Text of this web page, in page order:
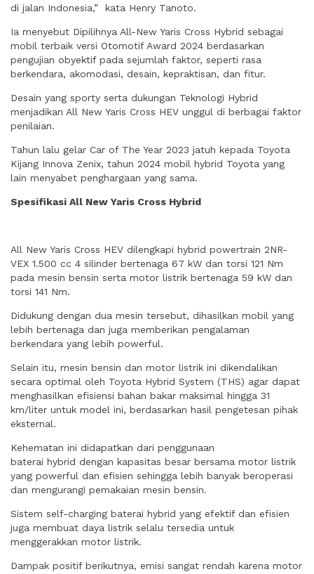
di jalan Indonesia,” kata Henry Tanoto.
Ia menyebut Dipilihnya All-New Yaris Cross Hybrid sebagai
mobil terbaik versi Otomotif Award 2024 berdasarkan
pengujian obyektif pada sejumlah faktor, seperti rasa
berkendara, akomodasi, desain, kepraktisan, dan fitur.
Desain yang sporty serta dukungan Teknologi Hybrid
menjadikan All New Yaris Cross HEV unggul di berbagai faktor
penilaian.
Tahun lalu gelar Car of The Year 2023 jatuh kepada Toyota
Kijang Innova Zenix, tahun 2024 mobil hybrid Toyota yang
lain menyabet penghargaan yang sama.
Spesifikasi All New Yaris Cross Hybrid
All New Yaris Cross HEV dilengkapi hybrid powertrain 2NR-
VEX 1.500 cc 4 silinder bertenaga 67 kW dan torsi 121 Nm
pada mesin bensin serta motor listrik bertenaga 59 kW dan
torsi 141 Nm.
Didukung dengan dua mesin tersebut, dihasilkan mobil yang
lebih bertenaga dan juga memberikan pengalaman
berkendara yang lebih powerful.
Selain itu, mesin bensin dan motor listrik ini dikendalikan
secara optimal oleh Toyota Hybrid System (THS) agar dapat
menghasilkan efisiensi bahan bakar maksimal hingga 31
km/liter untuk model ini, berdasarkan hasil pengetesan pihak
eksternal.
Kehematan ini didapatkan dari penggunaan
baterai hybrid dengan kapasitas besar bersama motor listrik
yang powerful dan efisien sehingga lebih banyak beroperasi
dan mengurangi pemakaian mesin bensin.
Sistem self-charging baterai hybrid yang efektif dan efisien
juga membuat daya listrik selalu tersedia untuk
menggerakkan motor listrik.
Dampak positif berikutnya, emisi sangat rendah karena motor